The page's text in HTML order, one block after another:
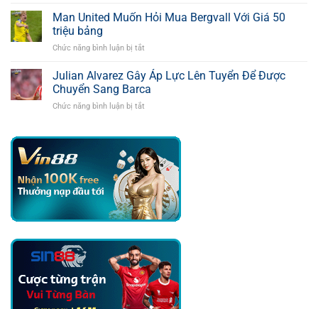
Bằng
Bảng
Tăng
Fresneda
Để
Thủ
Man United Muốn Hỏi Mua Bergvall Với Giá 50
triệu bảng
Chức năng bình luận bị tắt
United
Muốn
50
triệu
bảng
Julian Alvarez Gây Áp Lực Lên Tuyển Để Được
Chuyển Sang Barca
Chức năng bình luận bị tắt
Áp
Lực
Lên
Tuyển
Để
Được
Sang